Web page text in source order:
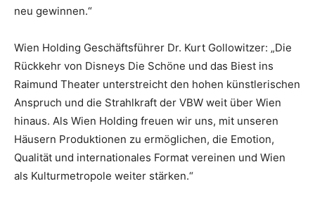
neu gewinnen.“
Wien Holding Geschäftsführer Dr. Kurt Gollowitzer: „Die
Rückkehr von Disneys Die Schöne und das Biest ins
Raimund Theater unterstreicht den hohen künstlerischen
Anspruch und die Strahlkraft der VBW weit über Wien
hinaus. Als Wien Holding freuen wir uns, mit unseren
Häusern Produktionen zu ermöglichen, die Emotion,
Qualität und internationales Format vereinen und Wien
als Kulturmetropole weiter stärken.“